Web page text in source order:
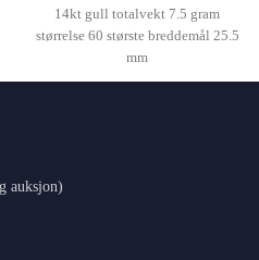
14kt gull totalvekt 7.5 gram
størrelse 60 største breddemål 25.5
mm
auksjon)